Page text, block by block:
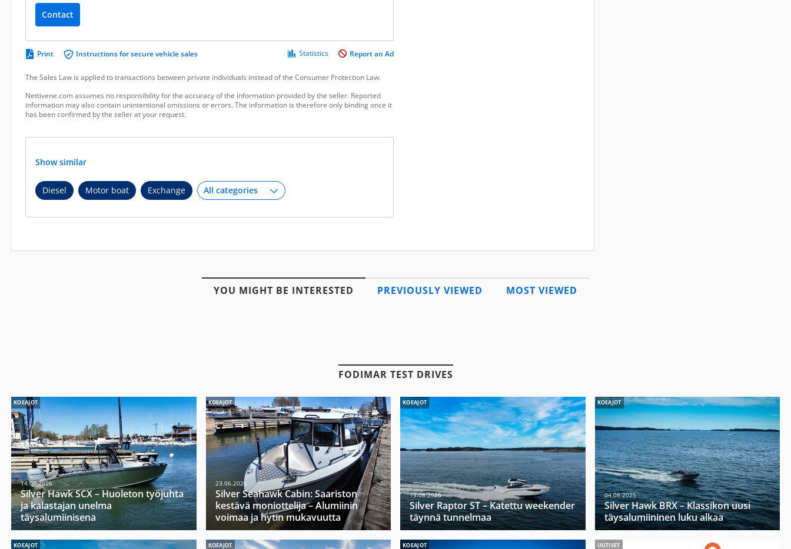
Contact
Print Instructions for secure vehicle sales Statistics Report an Ad
The Sales Law is applied to transactions between private individuals instead of the Consumer Protection Law.
Nettivene.com assumes no responsibility for the accuracy of the information provided by the seller. Reported
information may also contain unintentional omissions or errors. The information is therefore only binding once it
has been confirmed by the seller at your request.
Show similar
Diesel Motor boat Exchange
YOU MIGHT BE INTERESTED PREVIOUSLY VIEWED MOST VIEWED
FODIMAR TEST DRIVES
KOEAJOT
14.07.2026
Silver Hawk SCX – Huoleton työjuhta
ja kalastajan unelma
täysalumiinisena
KOEAJOT
23.06.2026
Silver Seahawk Cabin: Saariston
kestävä moniottelija – Alumiinin
voimaa ja hytin mukavuutta
KOEAJOT
13.08.2025
Silver Raptor ST – Katettu weekender
täynnä tunnelmaa
KOEAJOT
04.08.2025
Silver Hawk BRX – Klassikon uusi
täysalumiininen luku alkaa
KOEAJOT KOEAJOT KOEAJOT UUTISET